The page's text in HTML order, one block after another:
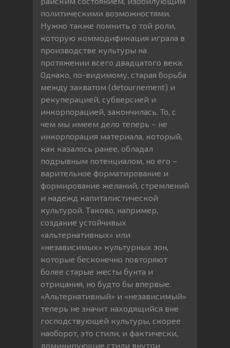
политическими возможностями.
Нужно также помнить о той роли,
которую коммодификация играла в
производстве культуры на
протяжении всего двадцатого века.
Однако, по-видимому, старая борьба
между захватом (detournement) и
рекуперацией, субверсией и
инкорпорацией, закончилась. То, с
чем мы имеем дело теперь – не
инкорпорация материала, который,
как казалось ранее, обладал
подрывным потенциалом, но его –
варительное форматирование и
формирование желаний, стремлений
и надежд капиталистической
культурой. Таково, например,
создание устойчивых
«альтернативных» или
«независимых» культурных зон,
которые бесконечно повторяют
более старые жесты бунта и
отрицания, но будто бы впервые.
«Альтернативный» и «независимый»
теперь не значит находящийся вне
господствующей культуры, скорее
наоборот, это стили, и фактически,
доминирующие стили внутри